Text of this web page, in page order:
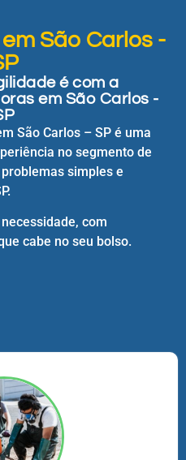
São Carlos -
é com a
em São Carlos -
São Carlos – SP é uma
no segmento de
simples e
com
cabe no seu bolso.